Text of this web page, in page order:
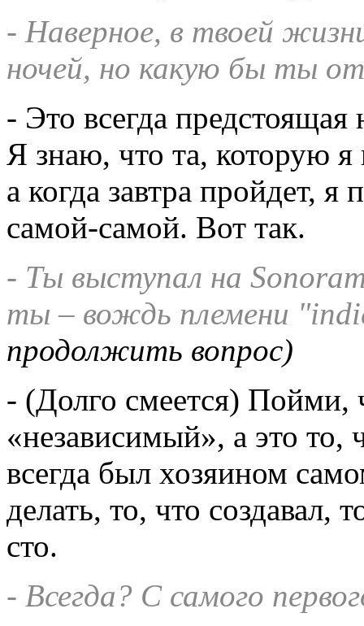
- Наверное, в твоей
ночей, но какую бы ты
- Это всегда
Я знаю, что та, которую я
а когда завтра пройдет,
самой-самой. Вот так.
- Ты выступал на
ты – вождь племени
продолжить вопрос)
- (Долго смеется) Пойми,
«независимый», а это
всегда был хозяином
делать, то, что создавал,
сто.
- Всегда? С самого